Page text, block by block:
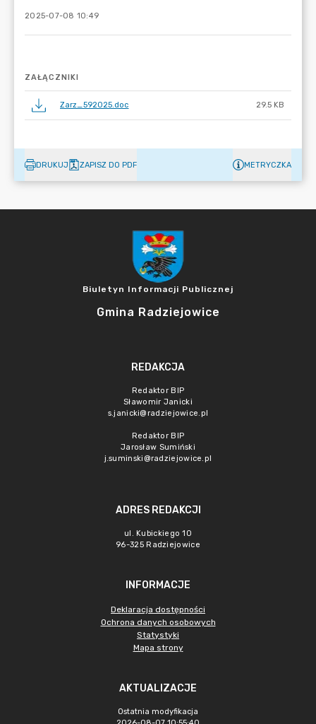
2025-07-08 10:49
ZAŁĄCZNIKI
Zarz_592025.doc 29.5 KB
DRUKUJ ZAPISZ DO PDF METRYCZKA
Biuletyn Informacji Publicznej
Gmina Radziejowice
REDAKCJA
Redaktor BIP
Sławomir Janicki
s.janicki@radziejowice.pl
Redaktor BIP
Jarosław Sumiński
j.suminski@radziejowice.pl
ADRES REDAKCJI
ul. Kubickiego 10
96-325 Radziejowice
INFORMACJE
Deklaracja dostępności
Ochrona danych osobowych
Statystyki
Mapa strony
AKTUALIZACJE
Ostatnia modyfikacja